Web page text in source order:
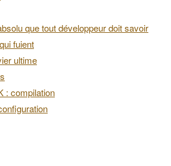
que tout développeur doit savoir
fuient
ultime
: compilation